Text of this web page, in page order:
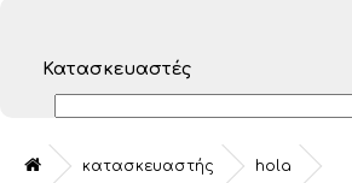
Κατασκευαστές
κατασκευαστής hola